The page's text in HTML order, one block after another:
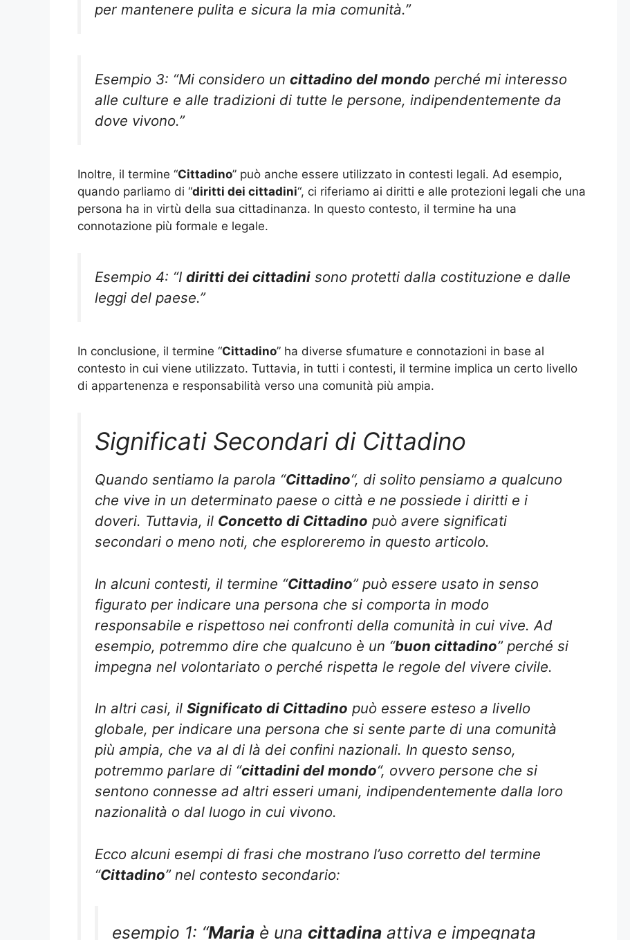
per mantenere pulita e sicura la mia comunità.”
Esempio 3: “Mi considero un cittadino del mondo perché mi interesso
alle culture e alle tradizioni di tutte le persone, indipendentemente da
dove vivono.”
Inoltre, il termine “Cittadino” può anche essere utilizzato in contesti legali. Ad esempio,
quando parliamo di “diritti dei cittadini“, ci riferiamo ai diritti e alle protezioni legali che una
persona ha in virtù della sua cittadinanza. In questo contesto, il termine ha una
connotazione più formale e legale.
Esempio 4: “I diritti dei cittadini sono protetti dalla costituzione e dalle
leggi del paese.”
In conclusione, il termine “Cittadino” ha diverse sfumature e connotazioni in base al
contesto in cui viene utilizzato. Tuttavia, in tutti i contesti, il termine implica un certo livello
di appartenenza e responsabilità verso una comunità più ampia.
Significati Secondari di Cittadino
Quando sentiamo la parola “Cittadino“, di solito pensiamo a qualcuno
che vive in un determinato paese o città e ne possiede i diritti e i
doveri. Tuttavia, il Concetto di Cittadino può avere significati
secondari o meno noti, che esploreremo in questo articolo.
In alcuni contesti, il termine “Cittadino” può essere usato in senso
figurato per indicare una persona che si comporta in modo
responsabile e rispettoso nei confronti della comunità in cui vive. Ad
esempio, potremmo dire che qualcuno è un “buon cittadino” perché si
impegna nel volontariato o perché rispetta le regole del vivere civile.
In altri casi, il Significato di Cittadino può essere esteso a livello
globale, per indicare una persona che si sente parte di una comunità
più ampia, che va al di là dei confini nazionali. In questo senso,
potremmo parlare di “cittadini del mondo“, ovvero persone che si
sentono connesse ad altri esseri umani, indipendentemente dalla loro
nazionalità o dal luogo in cui vivono.
Ecco alcuni esempi di frasi che mostrano l’uso corretto del termine
“Cittadino” nel contesto secondario:
esempio 1: “Maria è una cittadina attiva e impegnata